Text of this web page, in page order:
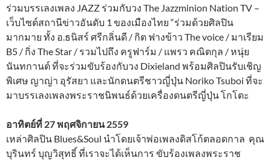
ร่วมบรรเลงเพลง JAZZ ร่วมกับวง The Jazzminion Nation TV –
เว็บไซต์สถานีข่าวอันดับ 1 ของเมืองไทย “ร่วมด้วยศิลปิน
มากมาย ทั้ง อ.ธนิสร์ ศรีกลิ่นดี / กิต ฟางข้าว The voice / มาเรียม
B5 / กิ่ง The Star / รวมไปถึง ครูฟาร์ม / แพรว คณิตกุล / หนุ่ย
นันทกานต์ ที่จะร่วมขับร้องกับวง Dixieland พร้อมศิลปินรับเชิญ
พิเศษ ญาญ่า อุรัสยา และนักดนตรีชาวญี่ปุ่น Noriko Tsuboi ที่จะ
มาบรรเลงเพลงพระราชนิพนธ์ด้วยเครื่องดนตรีญี่ปุ่น โกโตะ
อาทิตย์ที่ 27 พฤศจิกายน 2559
เหล่าศิลปิน Blues&Soul นำโดยเจ้าพ่อเพลงดิสโก้ตลอดกาล คุณ
บุรินทร์ บุญวิสุทธิ์ ที่เราจะได้เห็นการ ขับร้องเพลงพระราช